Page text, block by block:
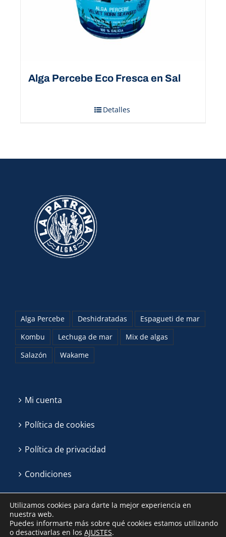
Alga Percebe Eco Fresca en Sal
Detalles
Alga Percebe Deshidratadas
Espagueti de mar
Kombu
Lechuga de mar
Mix de algas
Salazón
Wakame
Mi cuenta
Política de cookies
Política de privacidad
Condiciones
Utilizamos cookies para darte la mejor experiencia en
nuestra web.
Puedes informarte más sobre qué cookies estamos utilizando
o desactivarlas en los AJUSTES.